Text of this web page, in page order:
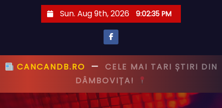
Sun. Aug 9th, 2026 9:02:36 PM
CANCANDB.RO—PRIMUL CU ȘTIREA,
PRIMUL CU ADEVĂRUL!